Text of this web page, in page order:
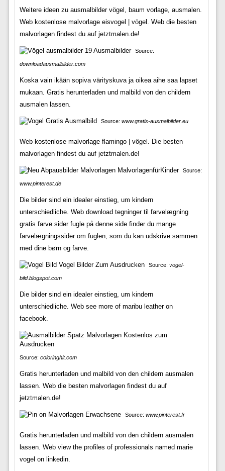
Weitere ideen zu ausmalbilder vögel, baum vorlage, ausmalen.
Web kostenlose malvorlage eisvogel | vögel. Web die besten
malvorlagen findest du auf jetztmalen.de!
Source:
downloadausmalbilder.com
Koska vain ikään sopiva värityskuva ja oikea aihe saa lapset
mukaan. Gratis herunterladen und malbild von den childern
ausmalen lassen.
Source: www.gratis-ausmalbilder.eu
Web kostenlose malvorlage flamingo | vögel. Die besten
malvorlagen findest du auf jetztmalen.de!
Source:
www.pinterest.de
Die bilder sind ein idealer einstieg, um kindern
unterschiedliche. Web download tegninger til farvelægning
gratis farve sider fugle på denne side finder du mange
farvelægningssider om fuglen, som du kan udskrive sammen
med dine børn og farve.
Source: vogel-
bild.blogspot.com
Die bilder sind ein idealer einstieg, um kindern
unterschiedliche. Web see more of maribu leather on
facebook.
Source: coloringhit.com
Gratis herunterladen und malbild von den childern ausmalen
lassen. Web die besten malvorlagen findest du auf
jetztmalen.de!
Source: www.pinterest.fr
Gratis herunterladen und malbild von den childern ausmalen
lassen. Web view the profiles of professionals named marie
vogel on linkedin.